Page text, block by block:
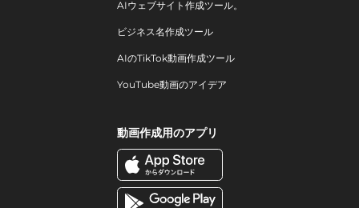
AIウェブサイト作成ツール。
ビジネス名作成ツール
AIのTikTok動画作成ツール
YouTube動画のアイデア
動画作成用のアプリ